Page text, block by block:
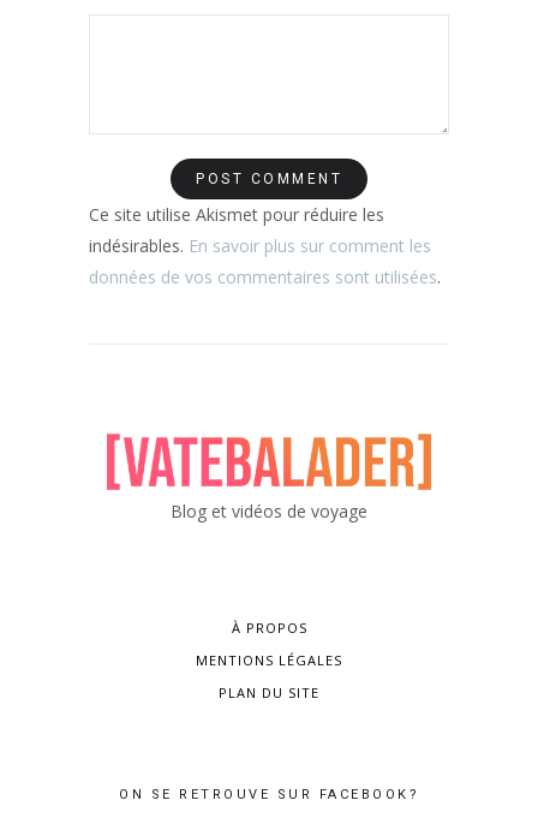
Ce site utilise Akismet pour réduire les
indésirables. En savoir plus sur comment les
données de vos commentaires sont utilisées.
Blog et vidéos de voyage
À PROPOS
MENTIONS LÉGALES
PLAN DU SITE
ON SE RETROUVE SUR FACEBOOK?